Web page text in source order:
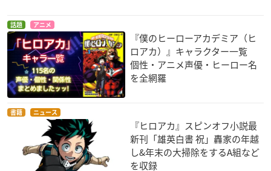
話題 アニメ
『僕のヒーローアカデミア（ヒ
ロアカ）』キャラクター一覧
個性・アニメ声優・ヒーロー名
を全網羅
書籍 ニュース
『ヒロアカ』スピンオフ小説最
新刊「雄英白書 祝」轟家の年越
し&年末の大掃除をするA組など
を収録